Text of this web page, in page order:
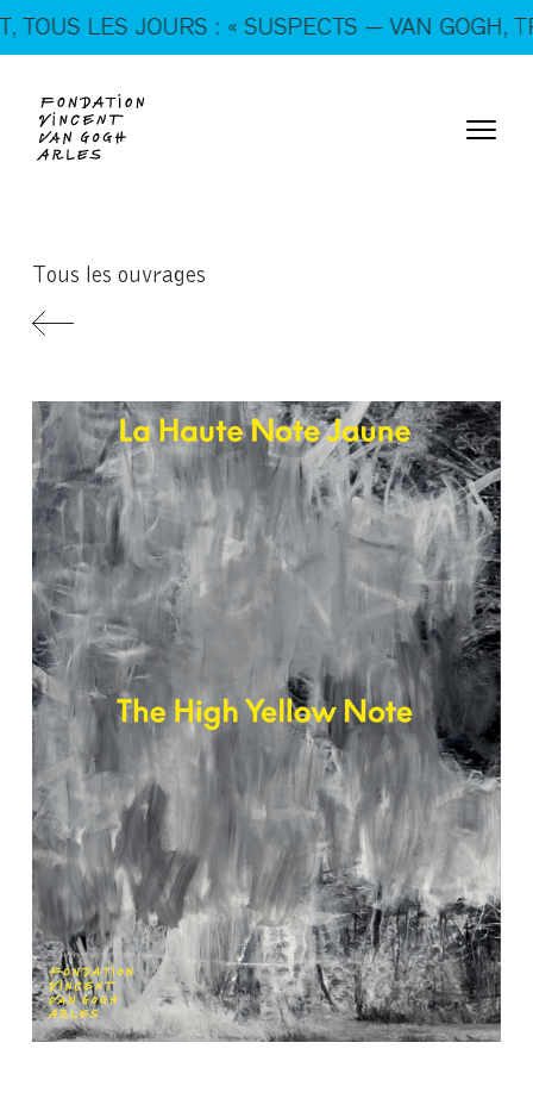
En ce moment, tous les jours : « SUSPECTS — VAN
GOGH, TRICKSTERS & CO. »
LES JOURS : « SUSPECTS — VAN GOGH,
Tous les ouvrages